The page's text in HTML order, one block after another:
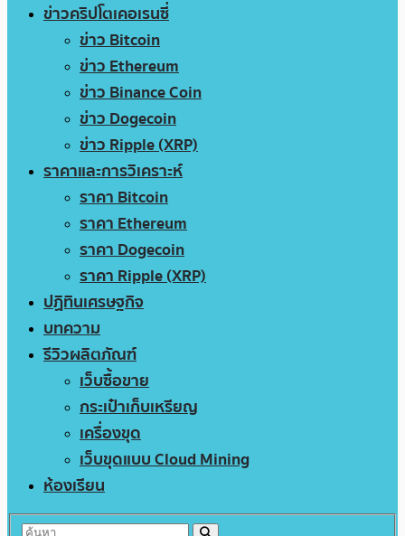
ข่าวคริปโตเคอเรนซี่
ข่าว Bitcoin
ข่าว Ethereum
ข่าว Binance Coin
ข่าว Dogecoin
ข่าว Ripple (XRP)
ราคาและการวิเคราะห์
ราคา Bitcoin
ราคา Ethereum
ราคา Dogecoin
ราคา Ripple (XRP)
ปฏิทินเศรษฐกิจ
บทความ
รีวิวผลิตภัณฑ์
เว็บซื้อขาย
กระเป๋าเก็บเหรียญ
เครื่องขุด
เว็บขุดแบบ Cloud Mining
ห้องเรียน